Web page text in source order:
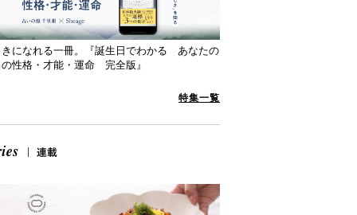
きになれる一冊。『誕生日でわかる あなたの
性格・才能・運命 完全版』
特集一覧